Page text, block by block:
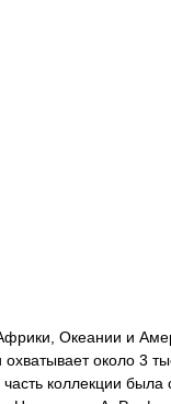
Океании и
охватывает около 3
коллекции